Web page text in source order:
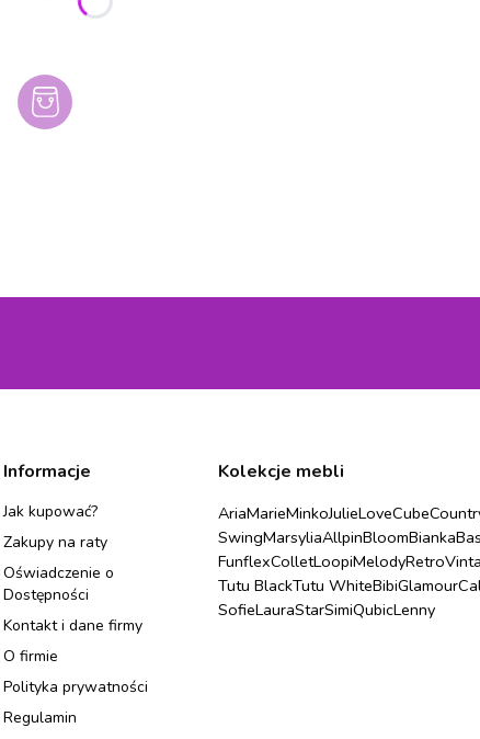
Informacje
Jak kupować?
Zakupy na raty
Oświadczenie o
Dostępności
Kontakt i dane firmy
O firmie
Polityka prywatności
Regulamin
Kolekcje mebli
AriaMarieMinkoJulieLoveCube
SwingMarsyliaAllpinBloomBianka
FunflexColletLoopiMelodyRetro
Tutu BlackTutu WhiteBibiGlamour
SofieLauraStarSimiQubicLenny